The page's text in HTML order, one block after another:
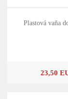
Plastová vaňa
23,50